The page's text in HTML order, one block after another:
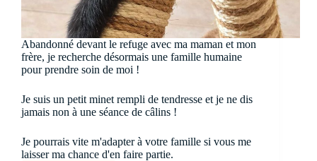
Abandonné devant le refuge avec ma maman et mon
frère, je recherche désormais une famille humaine
pour prendre soin de moi !
Je suis un petit minet rempli de tendresse et je ne dis
jamais non à une séance de câlins !
Je pourrais vite m'adapter à votre famille si vous me
laisser ma chance d'en faire partie.